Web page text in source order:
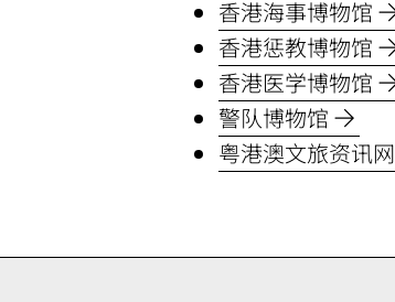
香港海事博物馆
香港惩教博物馆
香港医学博物馆
警队博物馆
粤港澳文旅资讯网